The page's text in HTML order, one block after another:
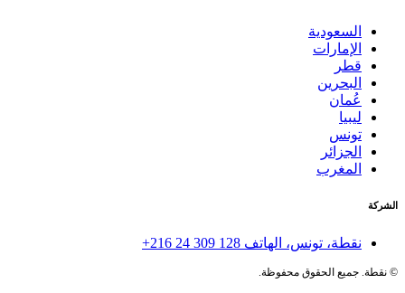
السعودية
الإمارات
قطر
البحرين
عُمان
ليبيا
تونس
الجزائر
المغرب
الشركة
نقطة، تونس، الهاتف +216 24 309 128
©نقطة. جميع الحقوق محفوظة.